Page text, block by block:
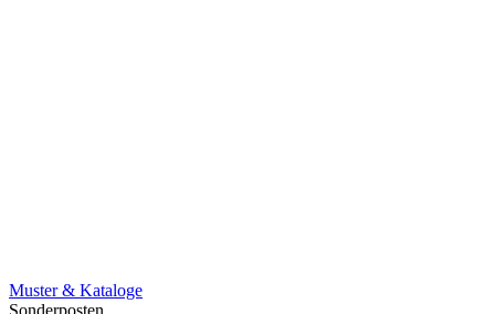
Muster & Kataloge
Sonderposten